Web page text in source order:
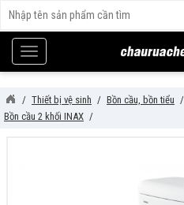
Thiết bị vệ sinh Bồn cầu, bồn tiểu
Bồn cầu 2 khối INAX